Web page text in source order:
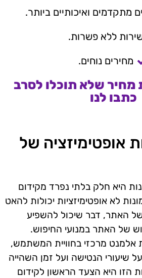
מתקדמים ואיכותיים ביותר.
ללא פשרות.
מחירים נוחים.
שלא תוכלו לסרב
כתבו לנו
אופטימיזציה של
היא חלק בלתי נפרד מקידום
לא אופטימיזציות יכולות להאט
האתר, דבר שיכול להשפיע
של האתר במנועי החיפוש.
אלמנט מרכזי בחוויית המשתמש,
שיעורי הנטישה ועל זמן השהייה
הזו היא הצעד הראשון לקידום